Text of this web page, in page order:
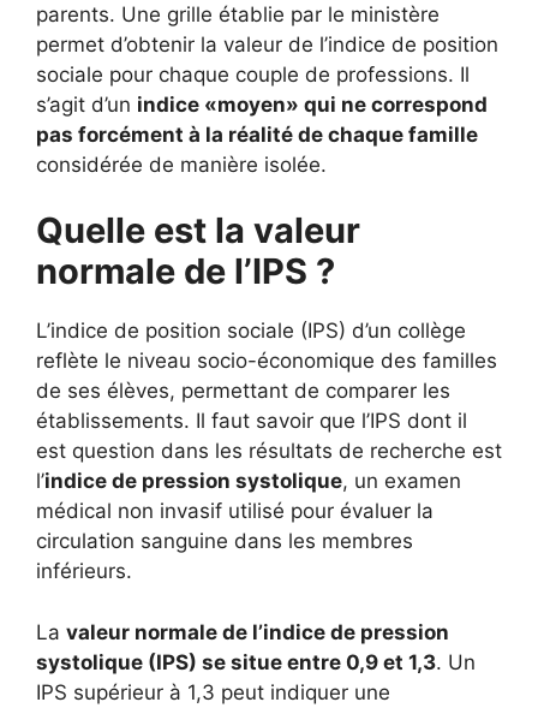
parents. Une grille établie par le ministère
permet d’obtenir la valeur de l’indice de position
sociale pour chaque couple de professions. Il
s’agit d’un indice «moyen» qui ne correspond
pas forcément à la réalité de chaque famille
considérée de manière isolée.
Quelle est la valeur
normale de l’IPS ?
L’indice de position sociale (IPS) d’un collège
reflète le niveau socio-économique des familles
de ses élèves, permettant de comparer les
établissements. Il faut savoir que l’IPS dont il
est question dans les résultats de recherche est
l’indice de pression systolique, un examen
médical non invasif utilisé pour évaluer la
circulation sanguine dans les membres
inférieurs.
La valeur normale de l’indice de pression
systolique (IPS) se situe entre 0,9 et 1,3. Un
IPS supérieur à 1,3 peut indiquer une